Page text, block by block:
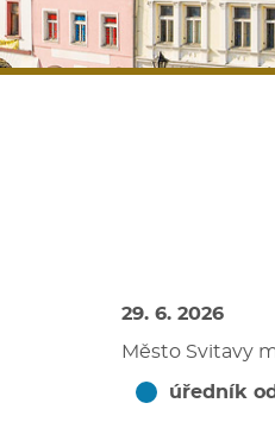
29. 6. 2026
Město Svitavy
úředník